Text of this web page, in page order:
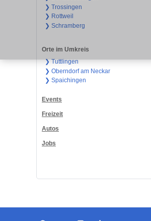
❯ Trossingen
❯ Rottweil
❯ Schramberg
Orte im Umkreis
❯ Tuttlingen
❯ Oberndorf am Neckar
❯ Spaichingen
Events
Freizeit
Autos
Jobs